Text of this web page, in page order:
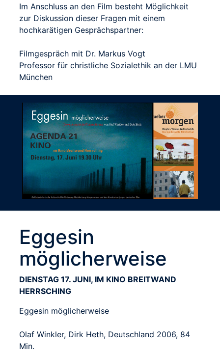
Im Anschluss an den Film besteht Möglichkeit
zur Diskussion dieser Fragen mit einem
hochkarätigen Gesprächspartner:
Filmgespräch mit Dr. Markus Vogt
Professor für christliche Sozialethik an der LMU
München
Eggesin
möglicherweise
DIENSTAG 17. JUNI, IM KINO BREITWAND
HERRSCHING
Eggesin möglicherweise
Olaf Winkler, Dirk Heth, Deutschland 2006, 84
Min.